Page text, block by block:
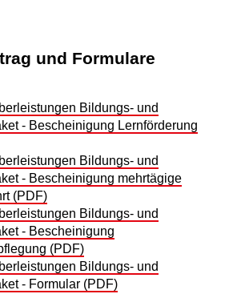
und Formulare
Bildungs- und
- Bescheinigung Lernförderung
Bildungs- und
- Bescheinigung mehrtägige
(PDF)
Bildungs- und
- Bescheinigung
(PDF)
Bildungs- und
- Formular (PDF)